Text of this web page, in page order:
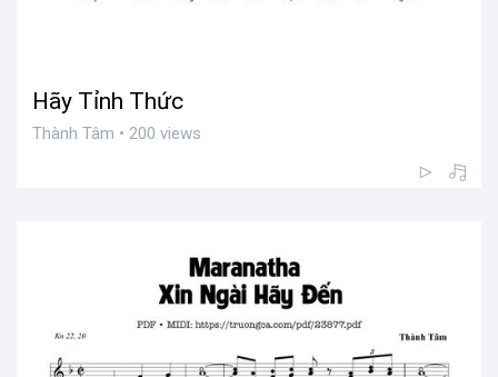
Hãy Tỉnh Thức
Thành Tâm • 200 views